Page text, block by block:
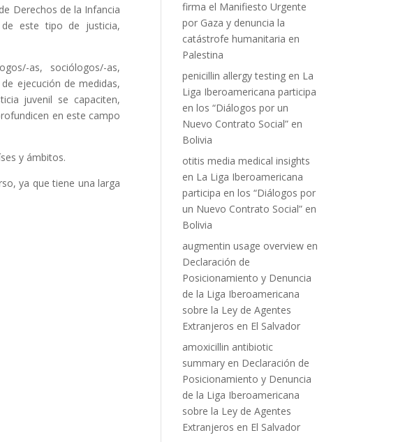
Derechos de la Infancia
este tipo de justicia,
as, sociólogos/-as,
ejecución de medidas,
juvenil se capaciten,
en este campo
y ámbitos.
ya que tiene una larga
firma el Manifiesto Urgente
por Gaza y denuncia la
catástrofe humanitaria en
Palestina
penicillin allergy testing en La
Liga Iberoamericana participa
en los “Diálogos por un
Nuevo Contrato Social” en
Bolivia
otitis media medical insights
en La Liga Iberoamericana
participa en los “Diálogos por
un Nuevo Contrato Social” en
Bolivia
augmentin usage overview en
Declaración de
Posicionamiento y Denuncia
de la Liga Iberoamericana
sobre la Ley de Agentes
Extranjeros en El Salvador
amoxicillin antibiotic
summary en Declaración de
Posicionamiento y Denuncia
de la Liga Iberoamericana
sobre la Ley de Agentes
Extranjeros en El Salvador